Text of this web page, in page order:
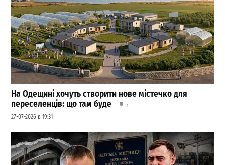
На Одещині хочуть створити нове містечко для
переселенців: що там буде
1
27-07-2026 в 19:31